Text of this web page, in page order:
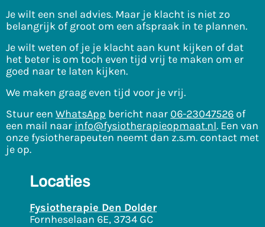
Je wilt een snel advies. Maar je klacht is niet zo
belangrijk of groot om een afspraak in te plannen.
Je wilt weten of je je klacht aan kunt kijken of dat
het beter is om toch even tijd vrij te maken om er
goed naar te laten kijken.
We maken graag even tijd voor je vrij.
Stuur een WhatsApp bericht naar 06-23047526 of
een mail naar info@fysiotherapieopmaat.nl. Een van
onze fysiotherapeuten neemt dan z.s.m. contact met
je op.
Locaties
Fysiotherapie Den Dolder
Fornheselaan 6E, 3734 GC